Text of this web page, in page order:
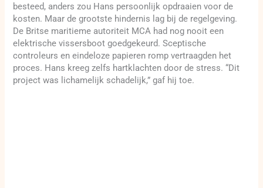
besteed, anders zou Hans persoonlijk opdraaien voor de
kosten. Maar de grootste hindernis lag bij de regelgeving.
De Britse maritieme autoriteit MCA had nog nooit een
elektrische vissersboot goedgekeurd. Sceptische
controleurs en eindeloze papieren romp vertraagden het
proces. Hans kreeg zelfs hartklachten door de stress. “Dit
project was lichamelijk schadelijk,” gaf hij toe.